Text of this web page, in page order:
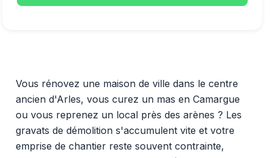
Vous rénovez une maison de ville dans le centre
ancien d'Arles, vous curez un mas en Camargue
ou vous reprenez un local près des arènes ? Les
gravats de démolition s'accumulent vite et votre
emprise de chantier reste souvent contrainte,